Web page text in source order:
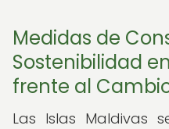
Medidas de
Sostenibilidad
frente al
Las Islas Maldivas